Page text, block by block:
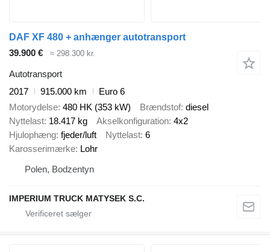
DAF XF 480 + anhænger autotransport
39.900 €
≈ 298.300 kr.
Autotransport
2017
915.000 km
Euro 6
Motorydelse 480 HK (353 kW) Brændstof diesel
Nyttelast 18.417 kg Akselkonfiguration 4x2
Hjulophæng fjeder/luft Nyttelast 6
Karosserimærke Lohr
Polen, Bodzentyn
IMPERIUM TRUCK MATYSEK S.C.